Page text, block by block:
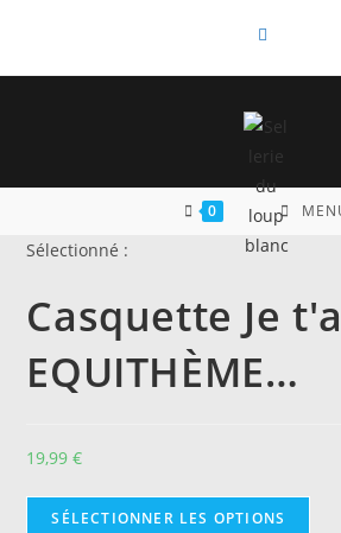
content
0
Sélectionné :
Casquette Je
EQUITHÈME…
19,99€
SÉLECTIONNER LES OPTIONS